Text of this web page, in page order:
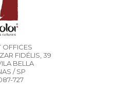
OFFICES
FIDÉLIS, 39
BELLA
/ SP
727